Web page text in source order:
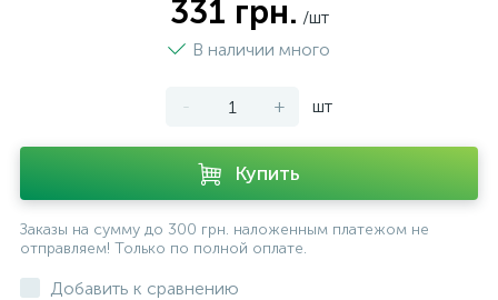
331 грн. /шт
В наличии много
- + шт
Купить
Заказы на сумму до 300 грн. наложенным платежом не
отправляем! Только по полной оплате.
Добавить к сравнению